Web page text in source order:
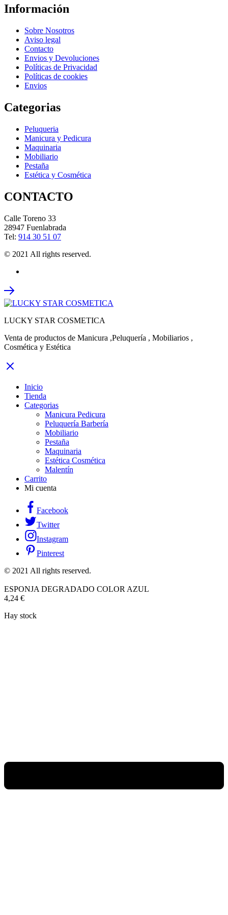
Información
Sobre Nosotros
Aviso legal
Contacto
Envios y Devoluciones
Políticas de Privacidad
Políticas de cookies
Envios
Categorias
Peluqueria
Manicura y Pedicura
Maquinaria
Mobiliario
Pestaña
Estética y Cosmética
CONTACTO
Calle Toreno 33
28947 Fuenlabrada
Tel: 914 30 51 07
© 2021 All rights reserved.
LUCKY STAR COSMETICA
Venta de productos de Manicura ,Peluquería , Mobiliarios ,
Cosmética y Estética
Inicio
Tienda
Categorias
Manicura Pedicura
Peluquería Barbería
Mobiliario
Pestaña
Maquinaria
Estética Cosmética
Malentín
Carrito
Mi cuenta
Facebook
Twitter
Instagram
Pinterest
© 2021 All rights reserved.
ESPONJA DEGRADADO COLOR AZUL
4,24 €
Hay stock